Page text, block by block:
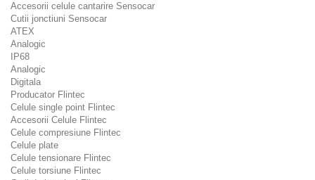
Accesorii celule cantarire Sensocar
Cutii jonctiuni Sensocar
ATEX
Analogic
IP68
Analogic
Digitala
Producator Flintec
Celule single point Flintec
Accesorii Celule Flintec
Celule compresiune Flintec
Celule plate
Celule tensionare Flintec
Celule torsiune Flintec